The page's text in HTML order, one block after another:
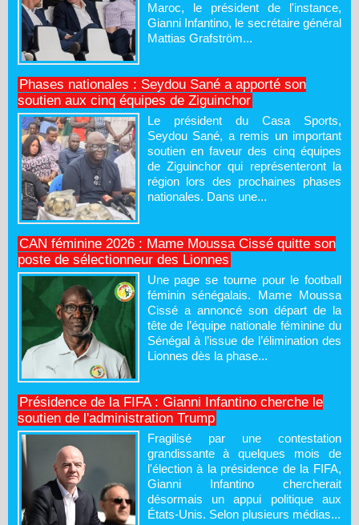
Maroc, le président de l'instance,
Gianni Infantino, le secrétaire général
Mattias Grafström...
Phases nationales : Seydou Sané a apporté son
soutien aux cinq équipes de Ziguinchor
Le président du Casa Sports,
Seydou Sané, a remis un important
soutien en faveur des cinq équipes
de Ziguinchor qui représenteront la
région lors des prochaines phases
nationales. Dans une...
CAN féminine 2026 : Mame Moussa Cissé quitte son
poste de sélectionneur des Lionnes
Une page se tourne pour le football
féminin sénégalais. Mame Moussa
Cissé a annoncé son départ de la
tête de l’équipe nationale féminine du
Sénégal à l’issue de l’élimination des
Lionnes dès la phase...
Présidence de la FIFA : Gianni Infantino cherche le
soutien de l'administration Trump
Fragilisé par une contestation
grandissante à quelques mois de
l'élection à la présidence de la FIFA,
Gianni Infantino chercherait
désormais un appui politique aux
États-Unis. Selon plusieurs médias...